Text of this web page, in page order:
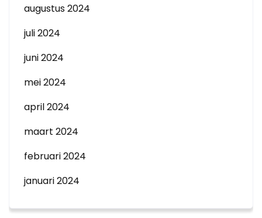
augustus 2024
juli 2024
juni 2024
mei 2024
april 2024
maart 2024
februari 2024
januari 2024